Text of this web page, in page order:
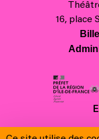
16, place